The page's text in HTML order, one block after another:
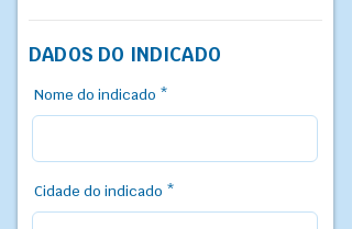
DADOS DO INDICADO
Nome do indicado
Cidade do indicado